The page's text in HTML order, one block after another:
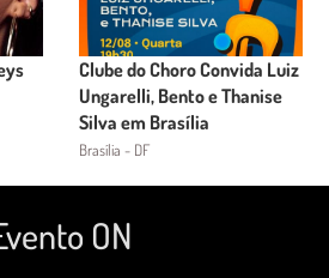
Clube do Choro Convida Luiz
Ungarelli, Bento e Thanise
Silva em Brasília
Brasília - DF
ON